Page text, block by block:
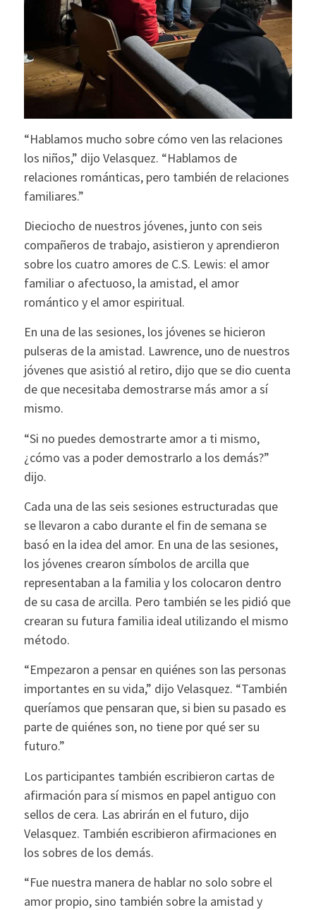
“Hablamos mucho sobre cómo ven las relaciones
los niños,” dijo Velasquez. “Hablamos de
relaciones románticas, pero también de relaciones
familiares.”
Dieciocho de nuestros jóvenes, junto con seis
compañeros de trabajo, asistieron y aprendieron
sobre los cuatro amores de C.S. Lewis: el amor
familiar o afectuoso, la amistad, el amor
romántico y el amor espiritual.
En una de las sesiones, los jóvenes se hicieron
pulseras de la amistad. Lawrence, uno de nuestros
jóvenes que asistió al retiro, dijo que se dio cuenta
de que necesitaba demostrarse más amor a sí
mismo.
“Si no puedes demostrarte amor a ti mismo,
¿cómo vas a poder demostrarlo a los demás?”
dijo.
Cada una de las seis sesiones estructuradas que
se llevaron a cabo durante el fin de semana se
basó en la idea del amor. En una de las sesiones,
los jóvenes crearon símbolos de arcilla que
representaban a la familia y los colocaron dentro
de su casa de arcilla. Pero también se les pidió que
crearan su futura familia ideal utilizando el mismo
método.
“Empezaron a pensar en quiénes son las personas
importantes en su vida,” dijo Velasquez. “También
queríamos que pensaran que, si bien su pasado es
parte de quiénes son, no tiene por qué ser su
futuro.”
Los participantes también escribieron cartas de
afirmación para sí mismos en papel antiguo con
sellos de cera. Las abrirán en el futuro, dijo
Velasquez. También escribieron afirmaciones en
los sobres de los demás.
“Fue nuestra manera de hablar no solo sobre el
amor propio, sino también sobre la amistad y